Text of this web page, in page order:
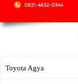
Toyota Agya